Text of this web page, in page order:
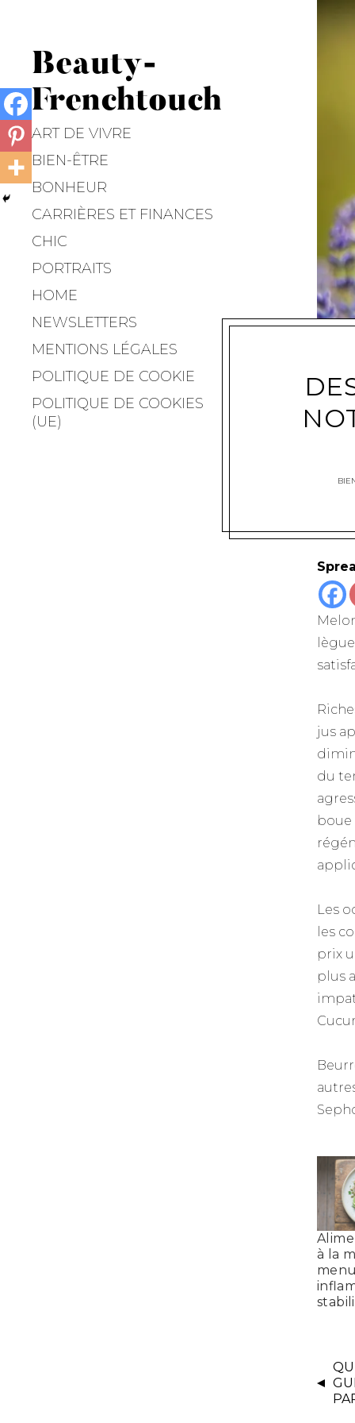
Beauty-
Frenchtouch
ART DE VIVRE
BIEN-ÊTRE
BONHEUR
CARRIÈRES ET FINANCES
CHIC
PORTRAITS
HOME
NEWSLETTERS
MENTIONS LÉGALES
POLITIQUE DE COOKIE
POLITIQUE DE COOKIES
(UE)
jus
du
boue
Les
les
prix
plus
à la